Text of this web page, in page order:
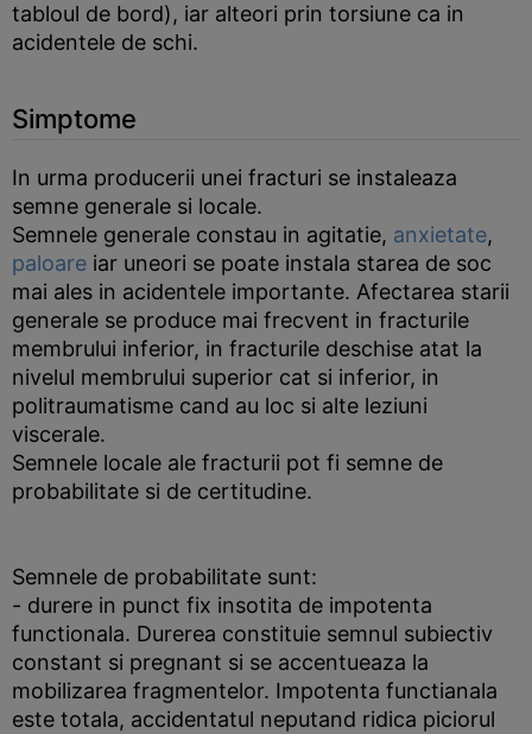
tabloul de bord), iar alteori prin torsiune ca in
acidentele de schi.
Simptome
In urma producerii unei fracturi se instaleaza
semne generale si locale.
Semnele generale constau in agitatie, anxietate,
paloare iar uneori se poate instala starea de soc
mai ales in acidentele importante. Afectarea starii
generale se produce mai frecvent in fracturile
membrului inferior, in fracturile deschise atat la
nivelul membrului superior cat si inferior, in
politraumatisme cand au loc si alte leziuni
viscerale.
Semnele locale ale fracturii pot fi semne de
probabilitate si de certitudine.
Semnele de probabilitate sunt:
- durere in punct fix insotita de impotenta
functionala. Durerea constituie semnul subiectiv
constant si pregnant si se accentueaza la
mobilizarea fragmentelor. Impotenta functianala
este totala, accidentatul neputand ridica piciorul